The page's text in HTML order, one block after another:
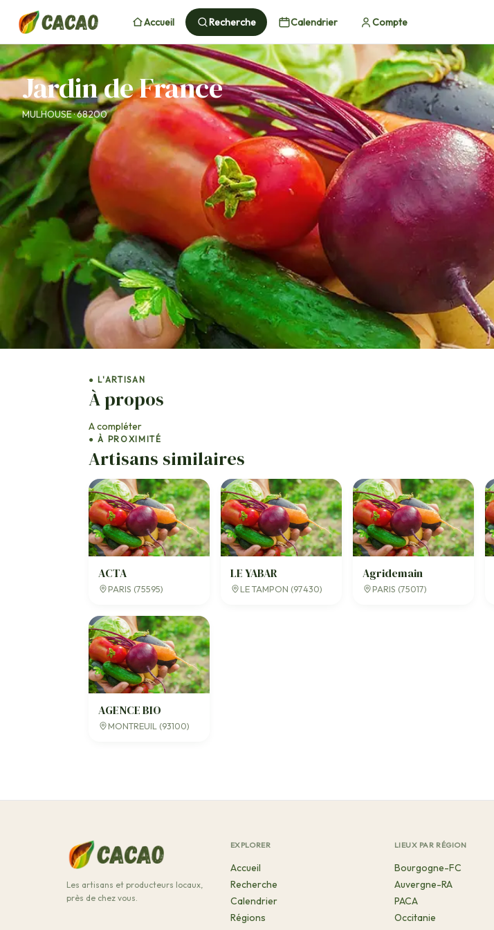
Accueil Recherche Calendrier Compte
Jardin de France
MULHOUSE · 68200
● L'ARTISAN
À propos
A compléter
● À PROXIMITÉ
Artisans similaires
ACTA
PARIS (75595)
LE YABAR
LE TAMPON (97430)
Agridemain
PARIS (75017)
AGENCE BIO
MONTREUIL (93100)
Les artisans et producteurs locaux,
près de chez vous.
EXPLORER
Accueil
Recherche
Calendrier
Régions
LIEUX PAR RÉGION
Bourgogne-FC
Auvergne-RA
PACA
Occitanie